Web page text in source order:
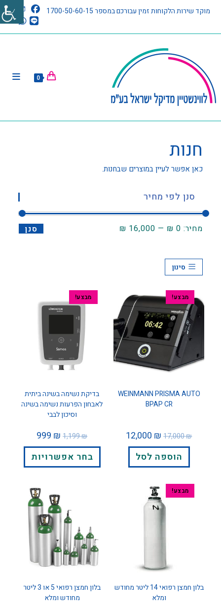
מוקד שירות הלקוחות זמין עבורכם במספר 1700-50-60-15
0
חנות
כאן אפשר לעיין במוצרים שבחנות.
סנן לפי מחיר
סנן מחיר: 0 ₪
—
16,000 ₪
סינון
מבצע!
WEINMANN PRISMA AUTO
BPAP CR
17,000₪
12,000 ₪
הוספה לסל
מבצע!
בדיקת נשימה בשינה ביתית
לאבחון הפרעות נשימה בשינה
וסיכון לבבי
1,199₪
999 ₪
בחר אפשרויות
מבצע!
בלון חמצן רפואי 14 ליטר מחודש
ומלא
בלון חמצן רפואי 5 או 3 ליטר
מחודש ומלא